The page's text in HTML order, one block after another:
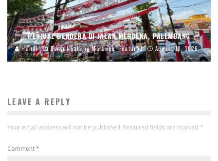
PENJUAL BENDERA DI JALAN MERDEKA, PALEMBANG
Handi Denyut Sabang Merauke Featured August 10, 2026
LEAVE A REPLY
Your email address will not be published. Required fields are marked *
Comment*